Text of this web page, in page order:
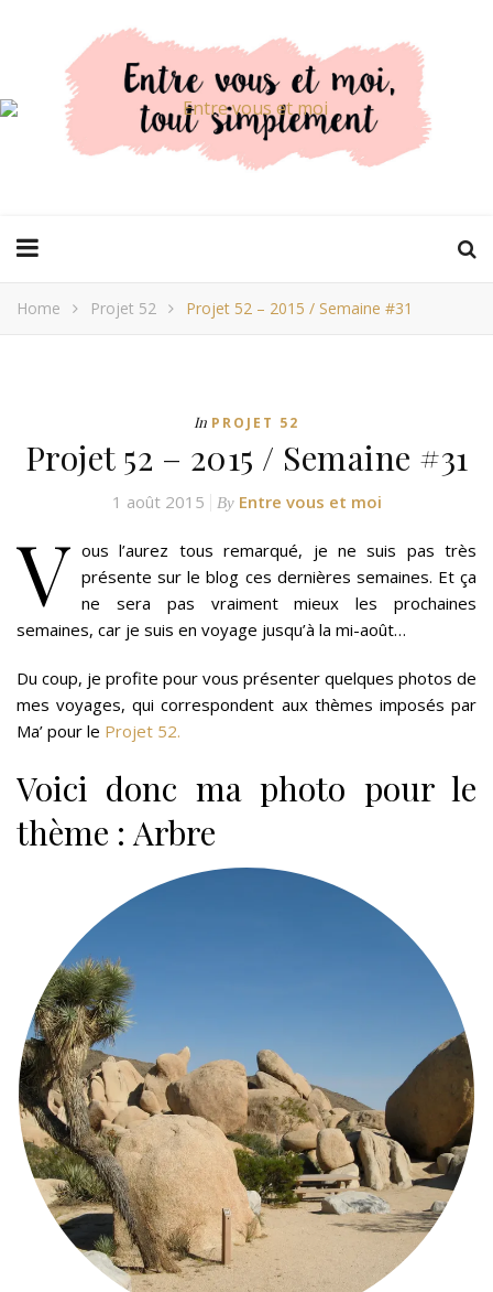
Home Projet 52 Projet 52 – 2015 / Semaine #31
In PROJET 52
Projet 52 – 2015 / Semaine #31
1 août 2015 By Entre vous et moi
V ous l’aurez tous remarqué, je ne suis pas très
présente sur le blog ces dernières semaines. Et ça
ne sera pas vraiment mieux les prochaines
semaines, car je suis en voyage jusqu’à la mi-août…
Du coup, je profite pour vous présenter quelques photos de
mes voyages, qui correspondent aux thèmes imposés par
Ma’ pour le Projet 52.
Voici donc ma photo pour le
thème : Arbre